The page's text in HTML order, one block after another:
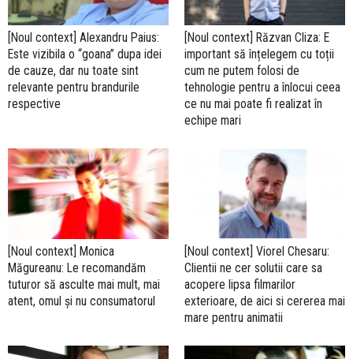
[Noul context] Alexandru Paius:
Este vizibila o “goana” dupa idei
de cauze, dar nu toate sint
relevante pentru brandurile
respective
[Noul context] Răzvan Cliza: E
important să înțelegem cu toții
cum ne putem folosi de
tehnologie pentru a înlocui ceea
ce nu mai poate fi realizat în
echipe mari
[Noul context] Monica
Măgureanu: Le recomandăm
tuturor să asculte mai mult, mai
atent, omul și nu consumatorul
[Noul context] Viorel Chesaru:
Clientii ne cer solutii care sa
acopere lipsa filmarilor
exterioare, de aici si cererea mai
mare pentru animatii